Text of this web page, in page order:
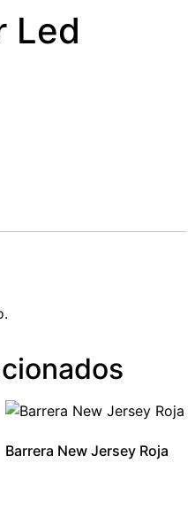
Led
Barrera New Jersey Roja